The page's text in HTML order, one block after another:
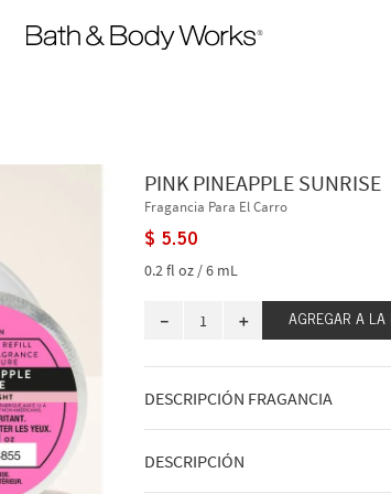
PINK PINEAPPLE SUNRISE
Fragancia Para El Carro
$ 5.50
0.2 fl oz / 6 mL
＋
－ AGREGAR A LA
DESCRIPCIÓN FRAGANCIA
A qué huele: a jugosas frutas
DESCRIPCIÓN